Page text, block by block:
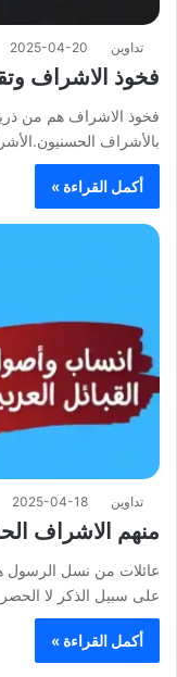
تداوين 2025-04-20
فخوذ الاشراف
فخوذ الاشراف هم من
بالأشراف
أكمل القراءة »
تداوين 2025-04-18
منهم الاشراف
عائلات من نسل الرسول
على سبيل الذكر لا الحصر
أكمل القراءة »